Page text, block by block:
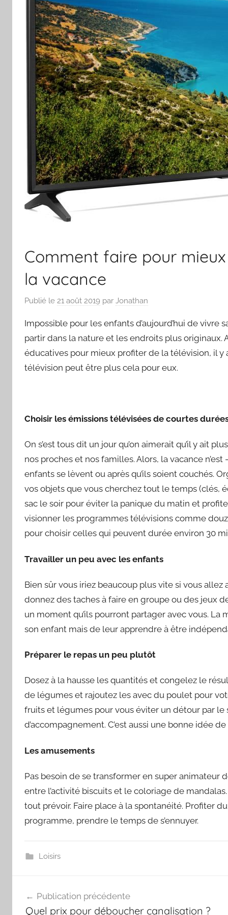
Comment faire pour
la vacance
Publié le 21 août 2019 par Jonathan
Impossible pour les enfants d’aujourd’hui de
partir dans la nature et les endroits plus
éducatives pour mieux profiter de la télévision, il y
télévision peut être plus cela pour eux.
Choisir les émissions télévisées de courtes
On s’est tous dit un jour qu’on aimerait qu’il y ait
nos proches et nos familles. Alors, la vacance
enfants se lèvent ou après qu’ils soient couchés.
vos objets que vous cherchez tout le temps (clés,
sac le soir pour éviter la panique du matin et
visionner les programmes télévisions comme
pour choisir celles qui peuvent durée environ 30
Travailler un peu avec les enfants
Bien sûr vous iriez beaucoup plus vite si vous allez
donnez des taches à faire en groupe ou des jeux
un moment qu’ils pourront partager avec vous. La
son enfant mais de leur apprendre à être
Préparer le repas un peu plutôt
Dosez à la hausse les quantités et congelez le
de légumes et rajoutez les avec du poulet pour
fruits et légumes pour vous éviter un détour par le
d’accompagnement. C’est aussi une bonne idée
Les amusements
Pas besoin de se transformer en super animateur
entre l’activité biscuits et le coloriage de
tout prévoir. Faire place à la spontanéité. Profiter
programme, prendre le temps de s’ennuyer.
Loisirs
de
Publication précédente
Quel prix pour déboucher canalisation ?